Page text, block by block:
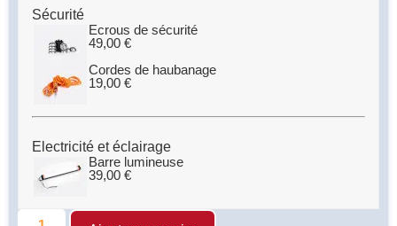
Sécurité
Ecrous de sécurité
49,00 €
Cordes de haubanage
19,00 €
Electricité et éclairage
Barre lumineuse
39,00 €